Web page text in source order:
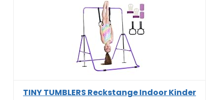
TINY TUMBLERS Reckstange Indoor Kinder